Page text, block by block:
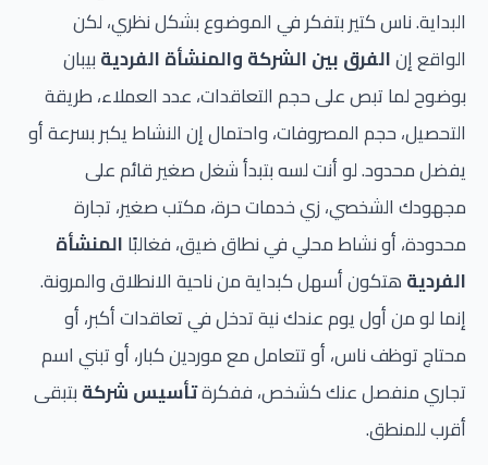
البداية. ناس كتير بتفكر في الموضوع بشكل نظري، لكن
الواقع إنالفرق بين الشركة والمنشأة الفرديةبيبان
بوضوح لما تبص على حجم التعاقدات، عدد العملاء، طريقة
التحصيل، حجم المصروفات، واحتمال إن النشاط يكبر بسرعة أو
يفضل محدود. لو أنت لسه بتبدأ شغل صغير قائم على
مجهودك الشخصي، زي خدمات حرة، مكتب صغير، تجارة
محدودة، أو نشاط محلي في نطاق ضيق، فغالبًاالمنشأة
الفرديةهتكون أسهل كبداية من ناحية الانطلاق والمرونة.
إنما لو من أول يوم عندك نية تدخل في تعاقدات أكبر، أو
محتاج توظف ناس، أو تتعامل مع موردين كبار، أو تبني اسم
تجاري منفصل عنك كشخص، ففكرةتأسيس شركةبتبقى
أقرب للمنطق.